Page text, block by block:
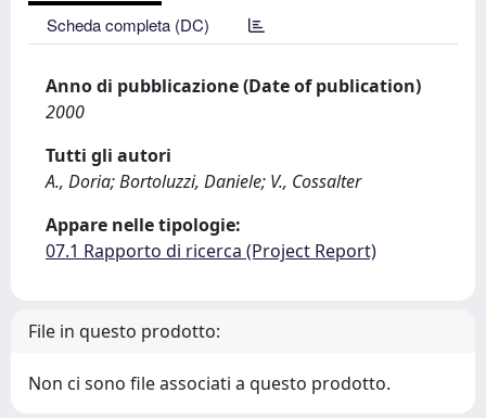
Scheda completa (DC)
Anno di pubblicazione (Date of publication)
2000
Tutti gli autori
A., Doria; Bortoluzzi, Daniele; V., Cossalter
Appare nelle tipologie:
07.1 Rapporto di ricerca (Project Report)
File in questo prodotto:
Non ci sono file associati a questo prodotto.